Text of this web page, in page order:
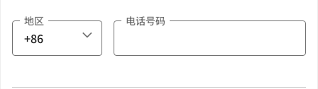
地区 电话号码